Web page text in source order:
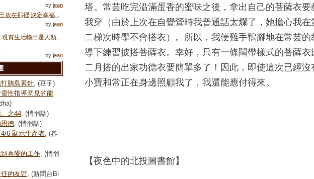
塔。常芸吃完溢滿蛋香的蜜味之後，拿出自己的菩薩衣要
我穿（由於上次在自覺營時我普通話太爛了，她擔心我在
二梯次時學不會搭衣）。所以，我便雞手鴨腳地在常芸的
導下練習披搭菩薩衣。幸好，只有一條闊帶樣式的菩薩衣
二月搭的出家功德衣要簡單多了！因此，即使這次已經沒
小寶和常正在身邊照顧我了，我還能應付得來。
【夜色中的北投圖書館】
byjean
放在那裡,決定幸福...
byjean
現實生活輸出是人類,
byjean
胰島素針 , (豆子)
性指導意見的能
之44 , (悄悄話)
德 , (悄悄話)
4/6 顯示生產者 , (春
喜愛的工作 , (悄悄
的友誼 , (新聞台Bl